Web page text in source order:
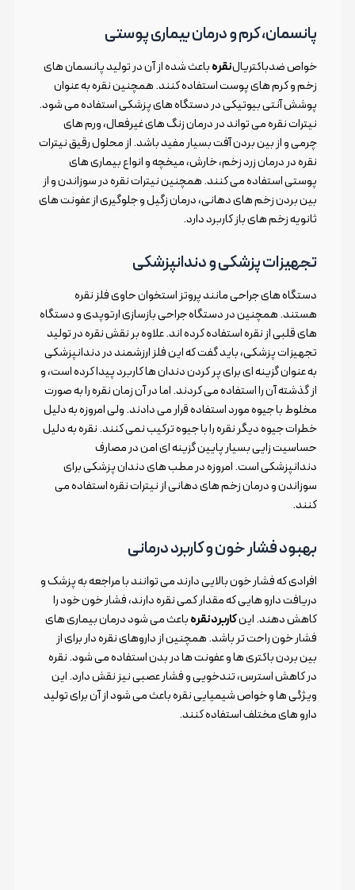
پانسمان، کرم و درمان بیماری پوستی
خواص ضدباکتریالنقرهباعث شده از آن در تولید پانسمان های
زخم و کرم های پوست استفاده کنند. همچنین نقره به عنوان
پوشش آنتی بیوتیکی در دستگاه های پزشکی استفاده می شود.
نیترات نقره می تواند در درمان زنگ های غیرفعال، ورم های
چرمی و از بین بردن آفت بسیار مفید باشد. از محلول رقیق نیترات
نقره در درمان زرد زخم، خارش، میخچه و انواع بیماری های
پوستی استفاده می کنند. همچنین نیترات نقره در سوزاندن و از
بین بردن زخم های دهانی، درمان زگیل و جلوگیری از عفونت های
ثانویه زخم های باز کاربرد دارد.
تجهیزات پزشکی و دندانپزشکی
دستگاه های جراحی مانند پروتز استخوان حاوی فلز نقره
هستند. همچنین در دستگاه جراحی بازسازی ارتوپدی و دستگاه
های قلبی از نقره استفاده کرده اند. علاوه بر نقش نقره در تولید
تجهیزات پزشکی، باید گفت که این فلز ارزشمند در دندانپزشکی
به عنوان گزینه ای برای پر کردن دندان ها کاربرد پیدا کرده است، و
از گذشته آن را استفاده می کردند. اما در آن زمان نقره را به صورت
مخلوط با جیوه مورد استفاده قرار می دادند. ولی امروزه به دلیل
خطرات جیوه دیگر نقره را با جیوه ترکیب نمی کنند. نقره به دلیل
حساسیت زایی بسیار پایین گزینه ای امن در مصارف
دندانپزشکی است. امروزه در مطب های دندان پزشکی برای
سوزاندن و درمان زخم های دهانی از نیترات نقره استفاده می
کنند.
بهبود فشار خون و کاربرد درمانی
افرادی که فشار خون بالایی دارند می توانند با مراجعه به پزشک و
دریافت دارو هایی که مقدار کمی نقره دارند، فشار خون خود را
کاهش دهند. اینکاربرد نقرهباعث می شود درمان بیماری های
فشار خون راحت تر باشد. همچنین از داروهای نقره دار برای از
بین بردن باکتری ها و عفونت ها در بدن استفاده می شود. نقره
در کاهش استرس، تندخویی و فشار عصبی نیز نقش دارد. این
ویژگی ها و خواص شیمیایی نقره باعث می شود از آن برای تولید
دارو های مختلف استفاده کنند.